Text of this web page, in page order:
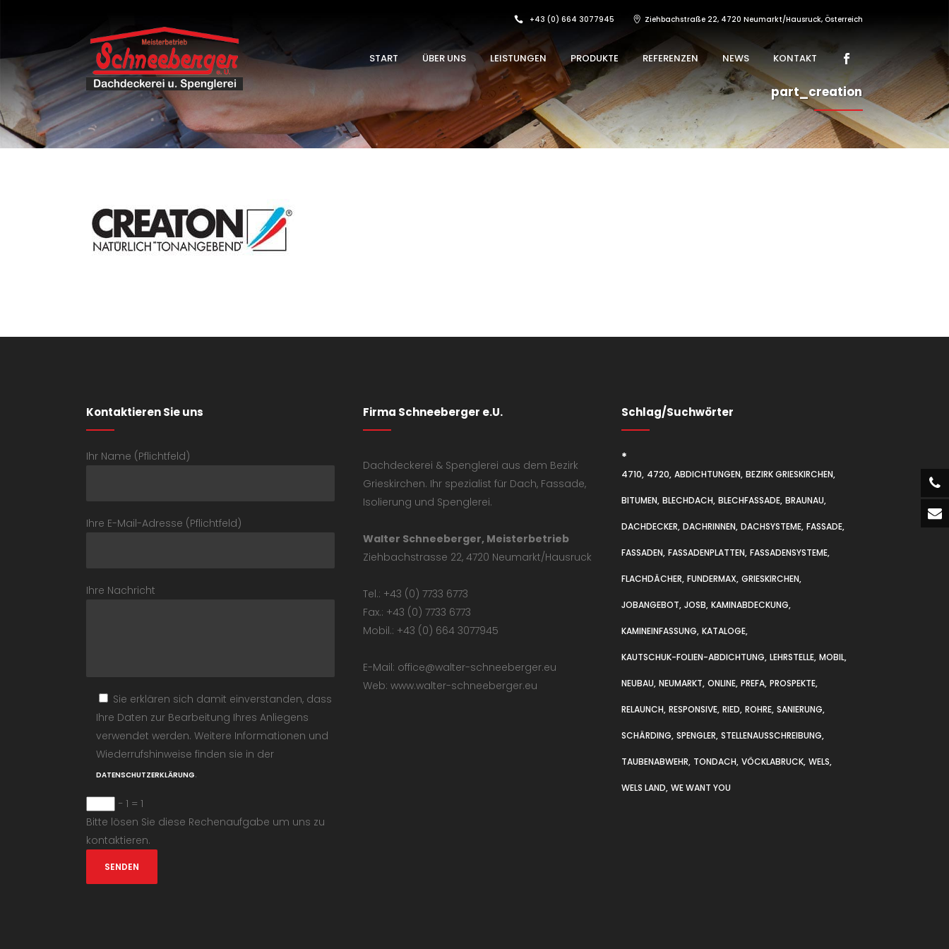
+43 (0) 664 3077945 Ziehbachstraße 22, 4720 Neumarkt/Hausruck, Österreich
START ÜBER UNS LEISTUNGEN PRODUKTE REFERENZEN NEWS KONTAKT
part_creation
Kontaktieren Sie uns
Ihr Name (Pflichtfeld)
Ihre E-Mail-Adresse (Pflichtfeld)
Ihre Nachricht
Sie erklären sich damit einverstanden, dass
Ihre Daten zur Bearbeitung Ihres Anliegens
verwendet werden. Weitere Informationen und
Wiederrufshinweise finden sie in der
DATENSCHUTZERKLÄRUNG.
− 1 = 1
Bitte lösen Sie diese Rechenaufgabe um uns zu
kontaktieren.
Firma Schneeberger e.U.
Dachdeckerei & Spenglerei aus dem Bezirk
Grieskirchen. Ihr spezialist für Dach, Fassade,
Isolierung und Spenglerei.
Walter Schneeberger, Meisterbetrieb
Ziehbachstrasse 22, 4720 Neumarkt/Hausruck
Tel.: +43 (0) 7733 6773
Fax.: +43 (0) 7733 6773
Mobil.: +43 (0) 664 3077945
E-Mail: office@walter-schneeberger.eu
Web: www.walter-schneeberger.eu
Schlag/Suchwörter
*
4710 4720 ABDICHTUNGEN BEZIRK GRIESKIRCHEN
BITUMEN BLECHDACH BLECHFASSADE BRAUNAU
DACHDECKER DACHRINNEN DACHSYSTEME FASSADE
FASSADEN FASSADENPLATTEN FASSADENSYSTEME
FLACHDÄCHER FUNDERMAX GRIESKIRCHEN
JOBANGEBOT JOSB KAMINABDECKUNG
KAMINEINFASSUNG KATALOGE
KAUTSCHUK-FOLIEN-ABDICHTUNG LEHRSTELLE MOBIL
NEUBAU NEUMARKT ONLINE PREFA PROSPEKTE
RELAUNCH RESPONSIVE RIED ROHRE SANIERUNG
SCHÄRDING SPENGLER STELLENAUSSCHREIBUNG
TAUBENABWEHR TONDACH VÖCKLABRUCK WELS
WELS LAND WE WANT YOU